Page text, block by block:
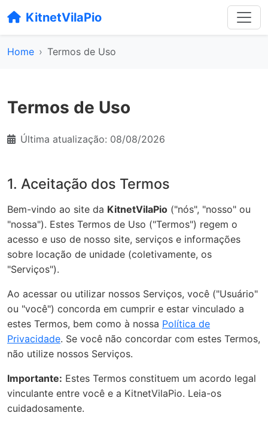
KitnetVilaPio
Home Termos de Uso
Termos de Uso
Última atualização: 08/08/2026
1. Aceitação dos Termos
Bem-vindo ao site da KitnetVilaPio ("nós", "nosso" ou
"nossa"). Estes Termos de Uso ("Termos") regem o
acesso e uso de nosso site, serviços e informações
sobre locação de unidade (coletivamente, os
"Serviços").
Ao acessar ou utilizar nossos Serviços, você ("Usuário"
ou "você") concorda em cumprir e estar vinculado a
estes Termos, bem como à nossa Política de
Privacidade. Se você não concordar com estes Termos,
não utilize nossos Serviços.
Importante: Estes Termos constituem um acordo legal
vinculante entre você e a KitnetVilaPio. Leia-os
cuidadosamente.